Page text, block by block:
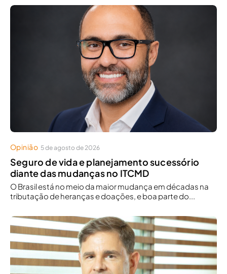
Opinião 5 de agosto de 2026
Seguro de vida e planejamento sucessório
diante das mudanças no ITCMD
O Brasil está no meio da maior mudança em décadas na
tributação de heranças e doações, e boa parte do...